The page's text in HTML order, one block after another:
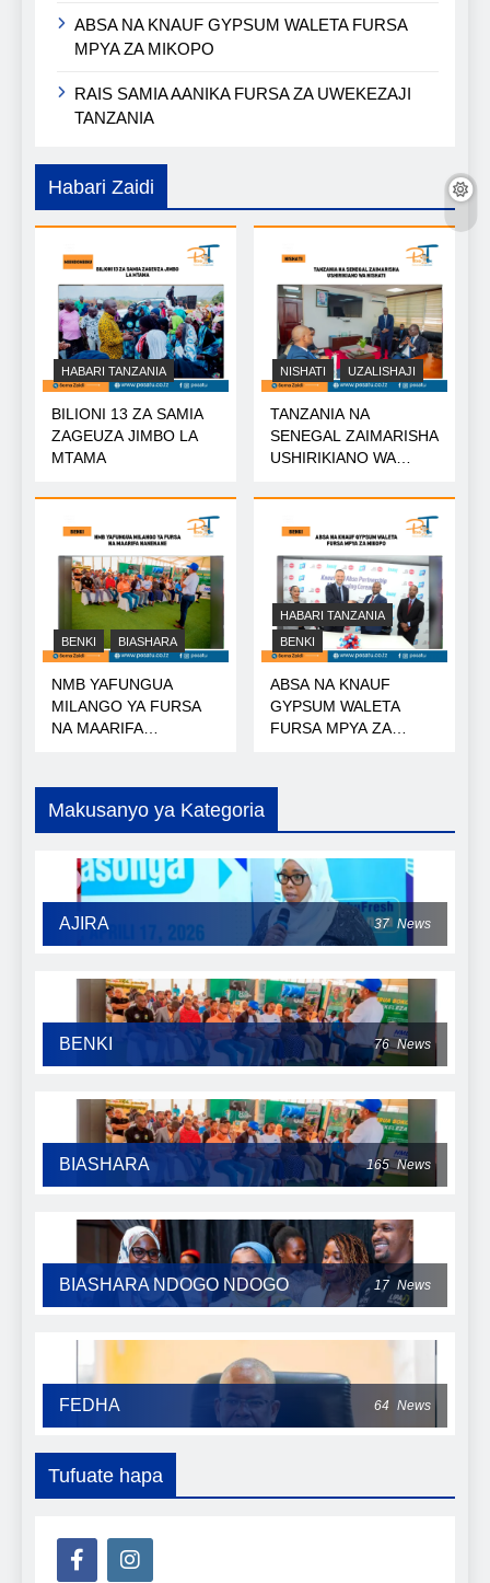
ABSA NA KNAUF GYPSUM WALETA FURSA
MPYA ZA MIKOPO
RAIS SAMIA AANIKA FURSA ZA UWEKEZAJI
TANZANIA
Habari Zaidi
HABARI TANZANIA
BILIONI 13 ZA SAMIA
ZAGEUZA JIMBO LA
MTAMA
NISHATI UZALISHAJI
TANZANIA NA
SENEGAL ZAIMARISHA
USHIRIKIANO WA
BENKI BIASHARA
NMB YAFUNGUA
MILANGO YA FURSA
NA MAARIFA
HABARI TANZANIA
BENKI
ABSA NA KNAUF
GYPSUM WALETA
FURSA MPYA ZA
Makusanyo ya Kategoria
AJIRA 37 News
BENKI 76 News
BIASHARA 165 News
BIASHARA NDOGO NDOGO 17 News
FEDHA 64 News
Tufuate hapa